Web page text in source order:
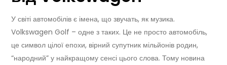
У світі автомобілів є імена, що звучать, як музика.
Volkswagen Golf – одне з таких. Це не просто автомобіль,
це символ цілої епохи, вірний супутник мільйонів родин,
“народний” у найкращому сенсі цього слова. Тому новина